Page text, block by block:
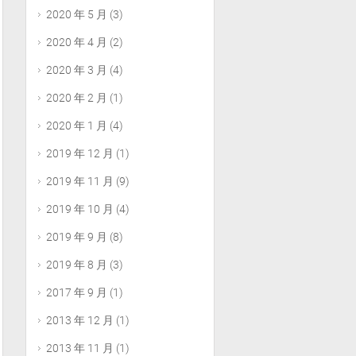
2020 年 5 月 (3)
2020 年 4 月 (2)
2020 年 3 月 (4)
2020 年 2 月 (1)
2020 年 1 月 (4)
2019 年 12 月 (1)
2019 年 11 月 (9)
2019 年 10 月 (4)
2019 年 9 月 (8)
2019 年 8 月 (3)
2017 年 9 月 (1)
2013 年 12 月 (1)
2013 年 11 月 (1)